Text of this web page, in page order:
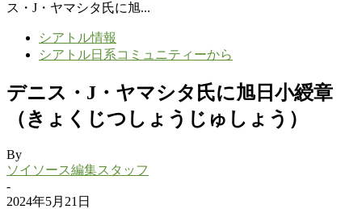
ス・J・ヤマシタ氏に旭...
シアトル情報
シアトル日系コミュニティーから
デニス・J・ヤマシタ氏に旭日小綬章
（きょくじつしょうじゅしょう）
By
ソイソース編集スタッフ
-
2024年5月21日